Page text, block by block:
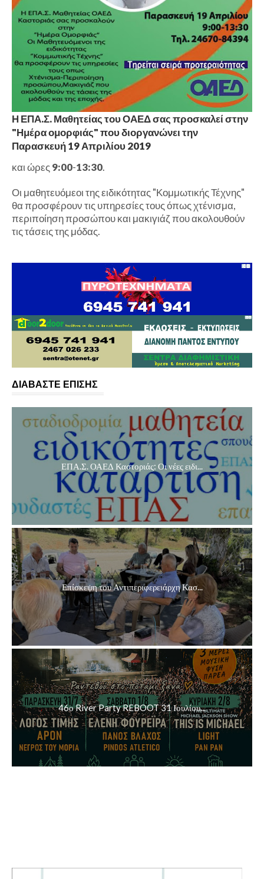
Η ΕΠΑ.Σ. Μαθητείας του ΟΑΕΔ σας προσκαλεί στην
"Ημέρα ομορφιάς" που διοργανώνει την
Παρασκευή 19 Απριλίου 2019
και ώρες 9:00-13:30.
Οι μαθητευόμεοι της ειδικότητας "Κομμωτικής Τέχνης"
θα προσφέρουν τις υπηρεσίες τους όπως χτένισμα,
περιποίηση προσώπου και μακιγιάζ που ακολουθούν
τις τάσεις της μόδας.
ΔΙΑΒΑΣΤΕ ΕΠΙΣΗΣ
ΕΠΑ.Σ. ΟΑΕΔ Καστοριάς: Οι νέες ειδι...
Επίσκεψη του Αντιπεριφερειάρχη Κασ...
46ο River Party REBOOT 31 Ιουλίου...